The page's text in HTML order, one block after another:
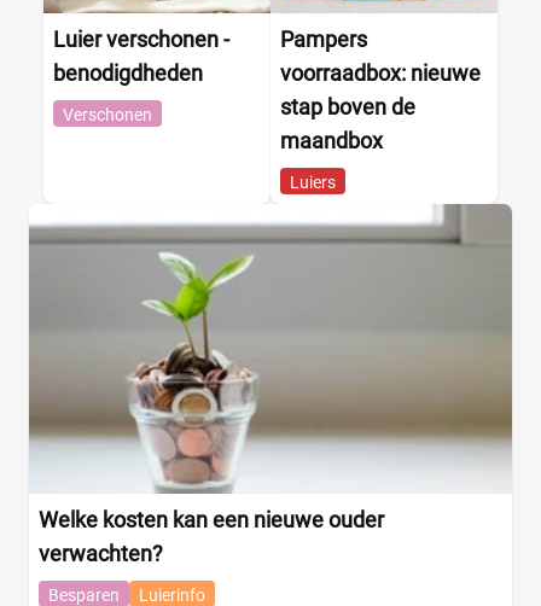
Luier verschonen -
benodigdheden
Verschonen
Pampers
voorraadbox: nieuwe
stap boven de
maandbox
Luiers
Welke kosten kan een nieuwe ouder
verwachten?
Besparen Luierinfo